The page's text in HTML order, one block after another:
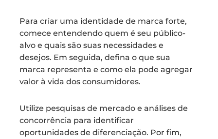
Para criar uma identidade de marca forte,
comece entendendo quem é seu público-
alvo e quais são suas necessidades e
desejos. Em seguida, defina o que sua
marca representa e como ela pode agregar
valor à vida dos consumidores.
Utilize pesquisas de mercado e análises de
concorrência para identificar
oportunidades de diferenciação. Por fim,